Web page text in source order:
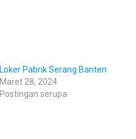
Loker Pabrik Serang Banten
Maret 28, 2024
Postingan serupa